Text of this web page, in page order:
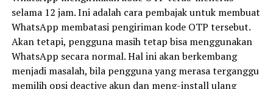
selama 12 jam. Ini adalah cara pembajak untuk membuat
WhatsApp membatasi pengiriman kode OTP tersebut.
Akan tetapi, pengguna masih tetap bisa menggunakan
WhatsApp secara normal. Hal ini akan berkembang
menjadi masalah, bila pengguna yang merasa terganggu
memilih opsi deactive akun dan meng-install ulang